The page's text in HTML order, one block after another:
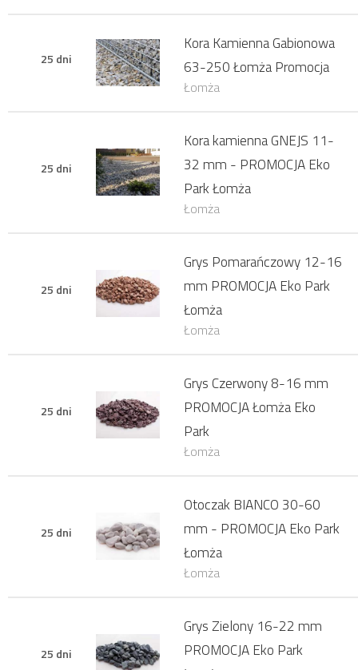
25 dni
Kora Kamienna Gabionowa
63-250 Łomża Promocja
Łomża
25 dni
Kora kamienna GNEJS 11-
32 mm - PROMOCJA Eko
Park Łomża
Łomża
25 dni
Grys Pomarańczowy 12-16
mm PROMOCJA Eko Park
Łomża
Łomża
25 dni
Grys Czerwony 8-16 mm
PROMOCJA Łomża Eko
Park
Łomża
25 dni
Otoczak BIANCO 30-60
mm - PROMOCJA Eko Park
Łomża
Łomża
25 dni
Grys Zielony 16-22 mm
PROMOCJA Eko Park